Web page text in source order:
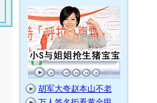
胡军大夸赵本山不老